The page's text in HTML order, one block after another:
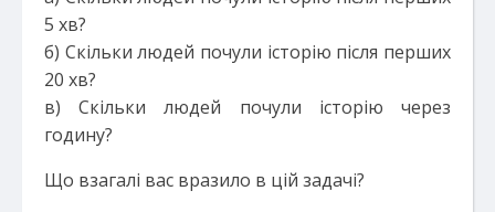
5 хв?
б) Скільки людей почули історію після перших
20 хв?
в) Скільки людей почули історію через
годину?
Що взагалі вас вразило в цій задачі?